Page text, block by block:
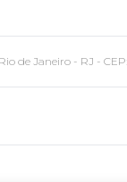
Janeiro - RJ - CEP: